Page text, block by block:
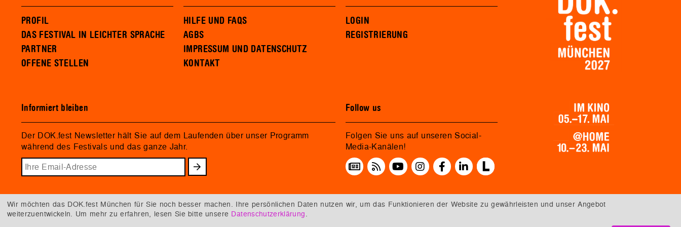
PROFIL
DAS FESTIVAL IN LEICHTER SPRACHE
PARTNER
OFFENE STELLEN
HILFE UND FAQS
AGBS
IMPRESSUM UND DATENSCHUTZ
KONTAKT
LOGIN
REGISTRIERUNG
Informiert bleiben
Der DOK.fest Newsletter hält Sie auf dem Laufenden über unser Programm
während des Festivals und das ganze Jahr.
Follow us
Folgen Sie uns auf unseren Social-
Media-Kanälen!
Wir möchten das DOK.fest München für Sie noch besser machen. Ihre persönlichen Daten nutzen wir, um das Funktionieren der Website zu gewährleisten und unser Angebot
weiterzuentwickeln. Um mehr zu erfahren, lesen Sie bitte unsere Datenschutzerklärung.